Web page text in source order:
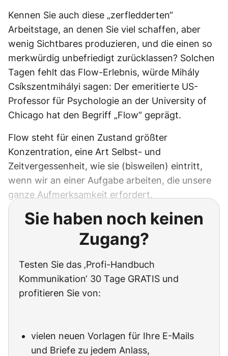
Kennen Sie auch diese „zerfledderten“
Arbeitstage, an denen Sie viel schaffen, aber
wenig Sichtbares ­produzieren, und die einen so
merkwürdig unbefriedigt zurücklassen? Solchen
Tagen fehlt das Flow-Erlebnis, würde Mihály
Csíkszentmihályi sagen: Der emeritierte US-
Professor für Psychologie an der University of
Chicago hat den Begriff „Flow“ geprägt.
Flow steht für einen Zustand größter
Konzentration, eine Art Selbst- und
Zeitvergessenheit, wie sie (bisweilen) eintritt,
wenn wir an einer Aufgabe arbeiten, die unsere
ganze Aufmerksamkeit erfordert.
Sie haben noch keinen
Zugang?
Testen Sie das ‚Profi-Handbuch
Kommunikation‘ 30 Tage GRATIS und
profitieren Sie von:
vielen neuen Vorlagen für Ihre E-Mails
und Briefe zu jedem Anlass,